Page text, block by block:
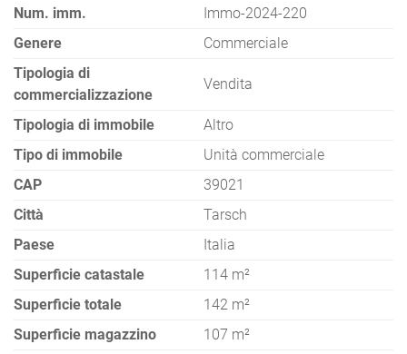
Num. imm.
Immo-2024-220
Genere
Commerciale
Tipologia di
commercializzazione
Vendita
Tipologia di immobile
Altro
Tipo di immobile
Unità commerciale
CAP
39021
Città
Tarsch
Paese
Italia
Superficie catastale
114 m²
Superficie totale
142 m²
Superficie magazzino
107 m²